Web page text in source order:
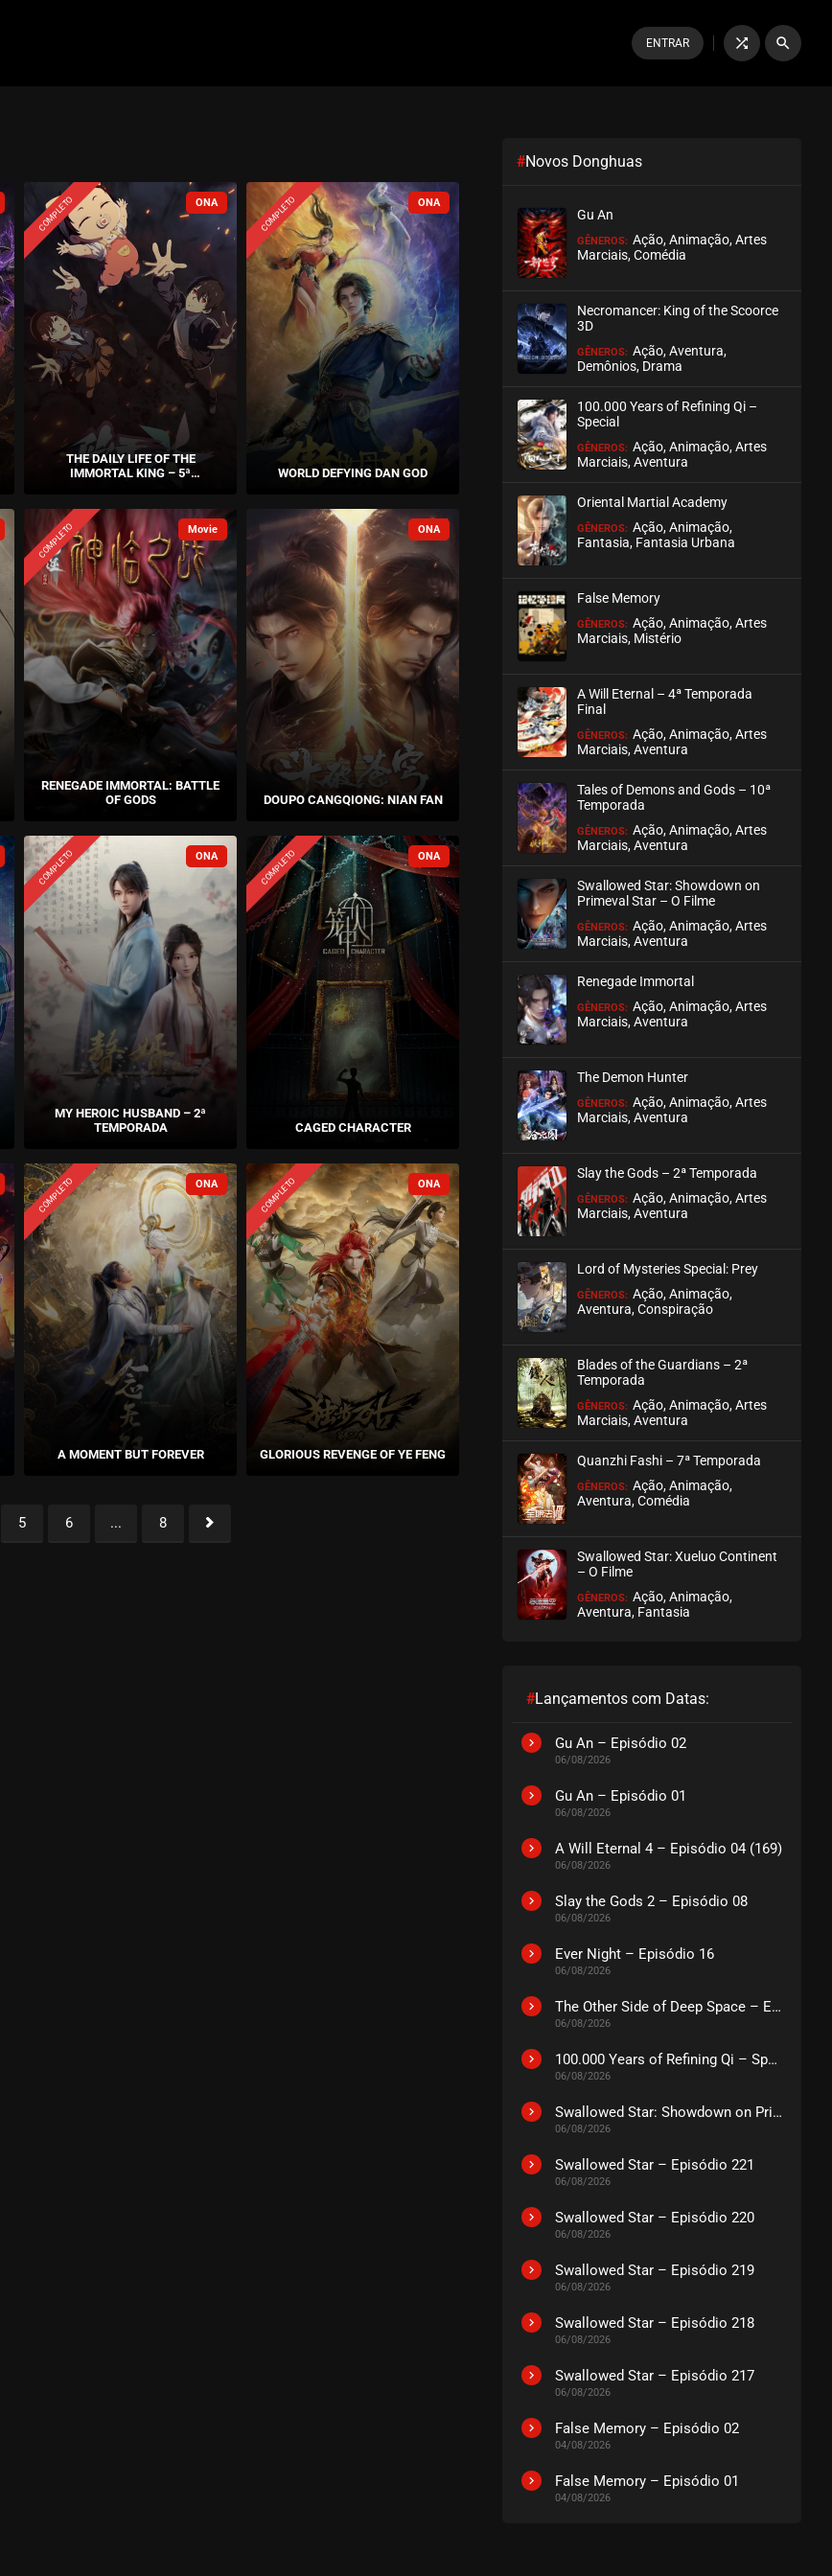
ENTRAR shuffle search
COMPLETO
THE DAILY LIFE OF THE
IMMORTAL KING – 5ª
COMPLETO
WORLD DEFYING DAN GOD
COMPLETO
RENEGADE IMMORTAL: BATTLE
OF GODS
DOUPO CANGQIONG: NIAN FAN
COMPLETO
MY HEROIC HUSBAND – 2ª
TEMPORADA
COMPLETO
CAGED CHARACTER
COMPLETO
A MOMENT BUT FOREVER
COMPLETO
GLORIOUS REVENGE OF YE FENG
5
5
6
6 ...
8
8
#Novos Donghuas
Gu An
GÊNEROS: Ação, Animação, Artes
Marciais, Comédia
Necromancer: King of the Scoorce
3D
GÊNEROS: Ação, Aventura,
Demônios, Drama
100.000 Years of Refining Qi –
Special
GÊNEROS: Ação, Animação, Artes
Marciais, Aventura
Oriental Martial Academy
GÊNEROS: Ação, Animação,
Fantasia, Fantasia Urbana
False Memory
GÊNEROS: Ação, Animação, Artes
Marciais, Mistério
A Will Eternal – 4ª Temporada
Final
GÊNEROS: Ação, Animação, Artes
Marciais, Aventura
Tales of Demons and Gods – 10ª
Temporada
GÊNEROS: Ação, Animação, Artes
Marciais, Aventura
Swallowed Star: Showdown on
Primeval Star – O Filme
GÊNEROS: Ação, Animação, Artes
Marciais, Aventura
Renegade Immortal
GÊNEROS: Ação, Animação, Artes
Marciais, Aventura
The Demon Hunter
GÊNEROS: Ação, Animação, Artes
Marciais, Aventura
Slay the Gods – 2ª Temporada
GÊNEROS: Ação, Animação, Artes
Marciais, Aventura
Lord of Mysteries Special: Prey
GÊNEROS: Ação, Animação,
Aventura, Conspiração
Blades of the Guardians – 2ª
Temporada
GÊNEROS: Ação, Animação, Artes
Marciais, Aventura
Quanzhi Fashi – 7ª Temporada
GÊNEROS: Ação, Animação,
Aventura, Comédia
Swallowed Star: Xueluo Continent
– O Filme
GÊNEROS: Ação, Animação,
Aventura, Fantasia
#Lançamentos com Datas:
Gu An – Episódio 02
06/08/2026
Gu An – Episódio 01
06/08/2026
A Will Eternal 4 – Episódio 04 (169)
06/08/2026
Slay the Gods 2 – Episódio 08
06/08/2026
Ever Night – Episódio 16
06/08/2026
The Other Side of Deep Space – Episódio 14
06/08/2026
100.000 Years of Refining Qi – Special
06/08/2026
Swallowed Star: Showdown on Primeval Star – O Filme
06/08/2026
Swallowed Star – Episódio 221
06/08/2026
Swallowed Star – Episódio 220
06/08/2026
Swallowed Star – Episódio 219
06/08/2026
Swallowed Star – Episódio 218
06/08/2026
Swallowed Star – Episódio 217
06/08/2026
False Memory – Episódio 02
04/08/2026
False Memory – Episódio 01
04/08/2026